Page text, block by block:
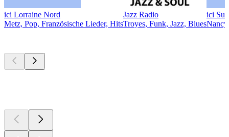
ici Lorraine Nord
Metz, Pop, Französische Lieder, Hits
Jazz Radio
Troyes, Funk, Jazz, Blues
ici